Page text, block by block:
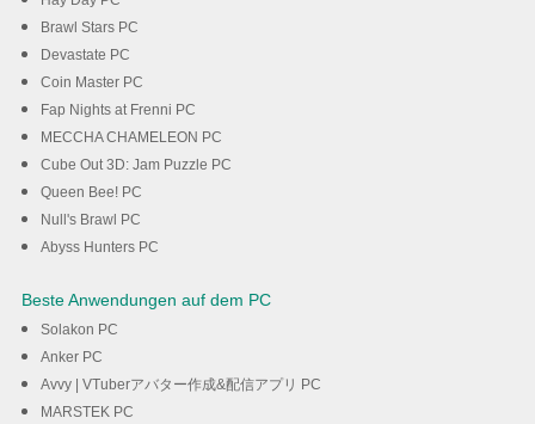
Brawl Stars PC
Devastate PC
Coin Master PC
Fap Nights at Frenni PC
MECCHA CHAMELEON PC
Cube Out 3D: Jam Puzzle PC
Queen Bee! PC
Null's Brawl PC
Abyss Hunters PC
Beste Anwendungen auf dem PC
Solakon PC
Anker PC
Avvy | VTuberアバター作成&配信アプリ PC
MARSTEK PC